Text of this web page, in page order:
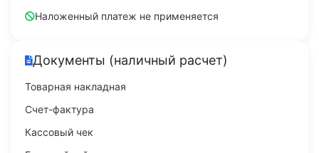
Наложенный платеж не применяется
Документы (наличный расчет)
Товарная накладная
Счет-фактура
Кассовый чек